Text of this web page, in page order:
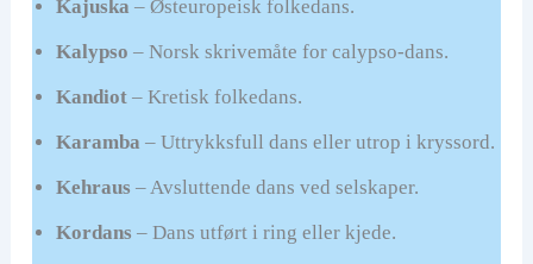
Kajuska – Østeuropeisk folkedans.
Kalypso – Norsk skrivemåte for calypso-dans.
Kandiot– Kretisk folkedans.
Karamba – Uttrykksfull dans eller utrop i kryssord.
Kehraus – Avsluttende dans ved selskaper.
Kordans – Dans utført i ring eller kjede.